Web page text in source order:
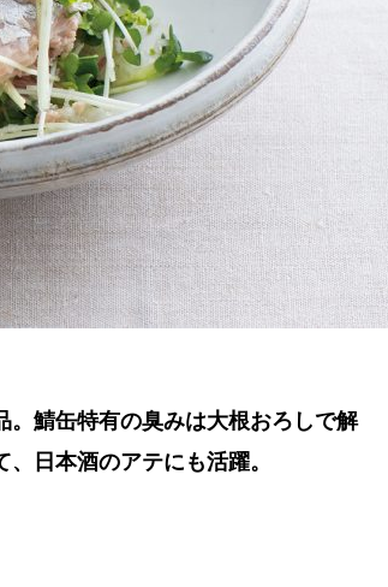
鯖缶特有の臭みは大根おろしで解
日本酒のアテにも活躍。